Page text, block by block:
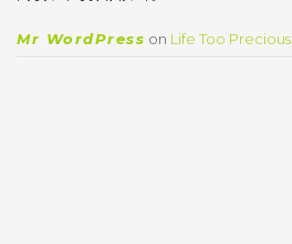
Mr WordPress on Life Too Precious